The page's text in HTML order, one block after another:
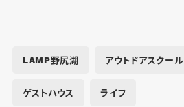
LAMP野尻湖 アウトドアスクール
ゲストハウス ライフ